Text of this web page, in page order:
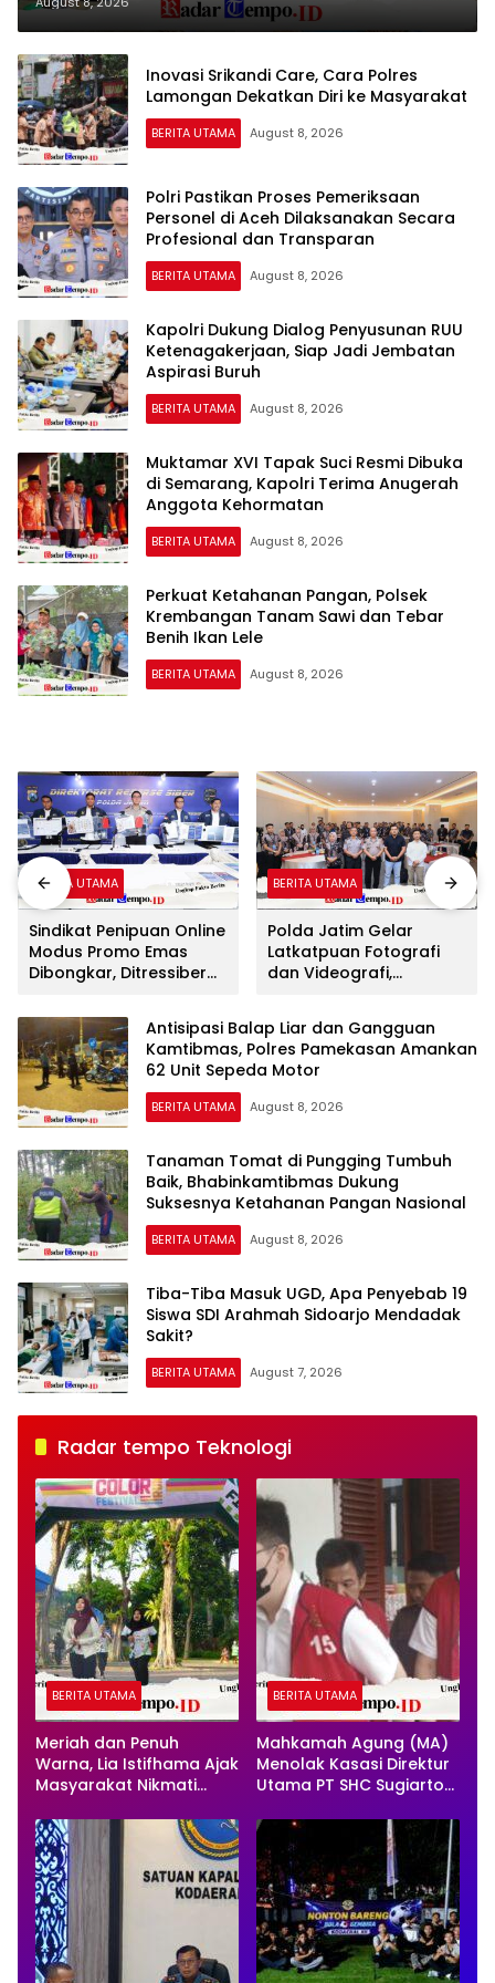
Inovasi Srikandi Care, Cara Polres
Lamongan Dekatkan Diri ke Masyarakat
BERITA UTAMA August 8, 2026
Polri Pastikan Proses Pemeriksaan
Personel di Aceh Dilaksanakan Secara
Profesional dan Transparan
BERITA UTAMA August 8, 2026
Kapolri Dukung Dialog Penyusunan RUU
Ketenagakerjaan, Siap Jadi Jembatan
Aspirasi Buruh
BERITA UTAMA August 8, 2026
Muktamar XVI Tapak Suci Resmi Dibuka
di Semarang, Kapolri Terima Anugerah
Anggota Kehormatan
BERITA UTAMA August 8, 2026
Perkuat Ketahanan Pangan, Polsek
Krembangan Tanam Sawi dan Tebar
Benih Ikan Lele
BERITA UTAMA August 8, 2026
BERITA UTAMA
Sindikat Penipuan Online
Modus Promo Emas
Dibongkar, Ditressiber
Lima Tersangka, Empat
Beraksi dari Dalam
Lapas
BERITA UTAMA
Polda Jatim Gelar
Latkatpuan Fotografi
dan Videografi,
Antisipasi Balap Liar dan Gangguan
Kamtibmas, Polres Pamekasan Amankan
62 Unit Sepeda Motor
BERITA UTAMA August 8, 2026
Tanaman Tomat di Pungging Tumbuh
Baik, Bhabinkamtibmas Dukung
Suksesnya Ketahanan Pangan Nasional
BERITA UTAMA August 8, 2026
Tiba-Tiba Masuk UGD, Apa Penyebab 19
Siswa SDI Arahmah Sidoarjo Mendadak
Sakit?
BERITA UTAMA August 7, 2026
Radar tempo Teknologi
BERITA UTAMA
Meriah dan Penuh
Warna, Lia Istifhama Ajak
Masyarakat Nikmati
BERITA UTAMA
Mahkamah Agung (MA)
Menolak Kasasi Direktur
Utama PT SHC Sugiarto
PT SHC Steven Sinugroho